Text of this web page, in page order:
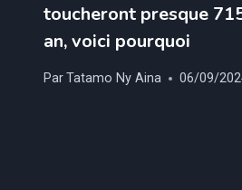
toucheront presque
an, voici pourquoi
ParTatamo Ny Aina 06/09/